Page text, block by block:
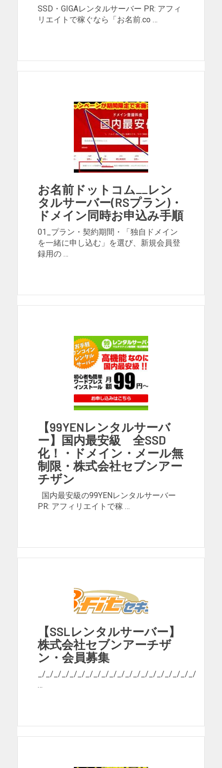
SSD・GIGAレンタルサーバー PR: アフィ
リエイトで稼ぐなら「お名前.co …
お名前ドットコム__レン
タルサーバー(RSプラン)・
ドメイン同時お申込み手順
01_プラン・契約期間・「独自ドメイン
を一緒に申し込む」を選び、新規会員登
録用の …
【99YENレンタルサーバ
ー】国内最安級 全SSD
化！・ドメイン・メール無
制限・株式会社セブンアー
チザン
国内最安級の99YENレンタルサーバー
PR: アフィリエイトで稼 …
【SSLレンタルサーバー】
株式会社セブンアーチザ
ン・会員募集
_/_/_/_/_/_/_/_/_/_/_/_/_/_/_/_/_/_/_/_/
…